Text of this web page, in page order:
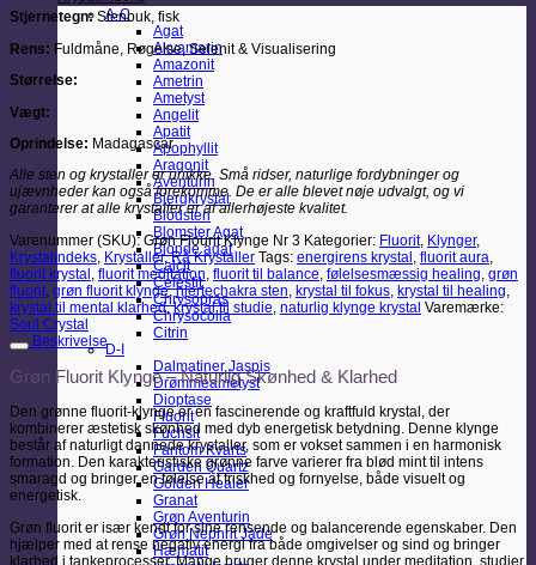
A-C
Agat
Akvamarin
Amazonit
Ametrin
Ametyst
Angelit
Apatit
Apophyllit
Aragonit
Aventurin
Bjergkrystal
Blodsten
Blomster Agat
Blonde agat
Calcit
Celestit
Chrysopras
Chrysocolla
Citrin
D-I
Dalmatiner Jaspis
Drømmeametyst
Dioptase
Fluorit
Fuchsit
Fantom Kvarts
Garden Quartz
Golden Healer
Granat
Grøn Aventurin
Grøn Nephrit Jade
Hæmatit
Stjernetegn:Stenbuk, fisk
Rens: Fuldmåne, Røgelse, Selenit & Visualisering
Størrelse:
Vægt:
Oprindelse: Madagascar
Alle sten og krystaller er unikke. Små ridser, naturlige fordybninger og
ujævnheder kan også forekomme. De er alle blevet nøje udvalgt, og vi
garanterer at alle krystaller er af allerhøjeste kvalitet.
Varenummer (SKU):Grøn Flourit Klynge Nr 3 Kategorier: Fluorit, Klynger,
Krystalindeks, Krystaller,Rå Krystaller Tags: energirens krystal , fluorit aura,
fluorit krystal , fluorit meditation, fluorit til balance, følelsesmæssig healing, grøn
fluorit, grøn fluorit klynge,hjertechakra sten, krystal til fokus, krystal til healing,
krystal til mental klarhed,krystal til studie, naturlig klynge krystal Varemærke:
Soul Crystal
Beskrivelse
Grøn Fluorit Klynge – Naturlig Skønhed & Klarhed
Den grønne fluorit-klynge er en fascinerende og kraftfuld krystal, der
kombinerer æstetisk skønhed med dyb energetisk betydning. Denne klynge
består af naturligt dannede krystaller, som er vokset sammen i en harmonisk
formation. Den karakteristiske grønne farve varierer fra blød mint til intens
smaragd og bringer en følelse af friskhed og fornyelse, både visuelt og
energetisk.
Grøn fluorit er især kendt for sine rensende og balancerende egenskaber. Den
hjælper med at rense negativ energi fra både omgivelser og sind og bringer
klarhed i tankeprocesser. Mange bruger denne krystal under meditation, studier